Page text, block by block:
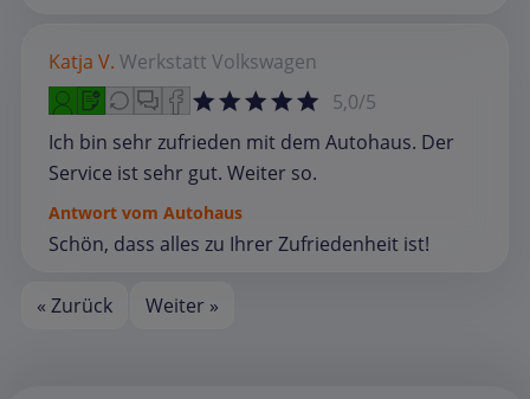
Katja V. Werkstatt Volkswagen
5,0/5
Ich bin sehr zufrieden mit dem Autohaus. Der
Service ist sehr gut. Weiter so.
Antwort vom Autohaus
Schön, dass alles zu Ihrer Zufriedenheit ist!
« Zurück Weiter »